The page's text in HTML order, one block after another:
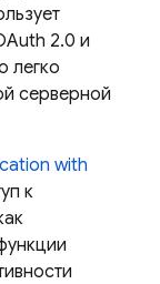
2.0 и
легко
серверной
with
к